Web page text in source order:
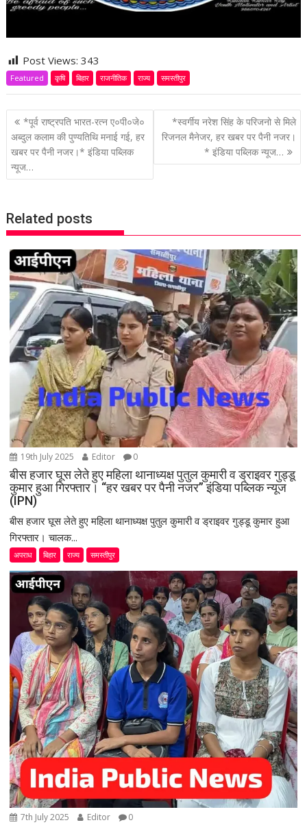
Post Views:343
Featured कृषि बिहार राजनीतिक राज्य समस्तीपुर
P
o
s
t
a
v
i
g
a
t
i
o
n
*पूर्व राष्ट्रपति भारत-रत्न ए०पी०जे०
अब्दुल कलाम की पुण्यतिथि मनाई गई, हर
खबर पर पैनी नजर।* इंडिया पब्लिक
न्यूज…
*स्वर्गीय नरेश सिंह के परिजनो से मिले
रिजनल मैनेजर, हर खबर पर पैनी नजर।
* इंडिया पब्लिक न्यूज…
Related posts
19th July 2025 Editor 0
बीस हजार घूस लेते हुए महिला थानाध्यक्ष पुतुल कुमारी व ड्राइवर गुड्डू
कुमार हुआ गिरफ्तार। “हर खबर पर पैनी नजर” इंडिया पब्लिक न्यूज
(IPN)
बीस हजार घूस लेते हुए महिला थानाध्यक्ष पुतुल कुमारी व ड्राइवर गुड्डू कुमार हुआ
गिरफ्तार। चालक...
अपराध बिहार राज्य समस्तीपुर
7th July 2025 Editor 0